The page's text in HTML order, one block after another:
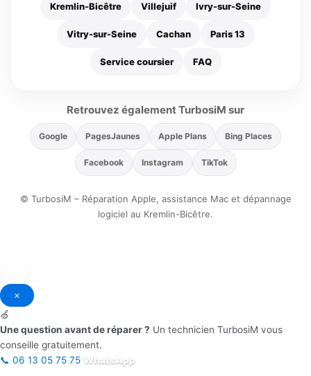
Kremlin-Bicêtre Villejuif Ivry-sur-Seine
Vitry-sur-Seine Cachan Paris 13
Service coursier FAQ
Retrouvez également TurbosiM sur
Google PagesJaunes Apple Plans Bing Places
Facebook Instagram TikTok
© TurbosiM – Réparation Apple, assistance Mac et dépannage
logiciel au Kremlin-Bicêtre.
×
🍏
Une question avant de réparer ? Un technicien TurbosiM vous
conseille gratuitement.
📞 06 13 05 75 75 WhatsApp